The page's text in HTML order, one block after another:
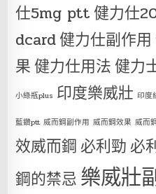
仕5mg ptt健力仕
dcard健力仕副作用
果健力仕用法健力
小綠瓶plus 印度樂威壯 印度
藍鑽ptt 威而鋼副作用 威而鋼效果 威而
效威而鋼 必利勁 必
鋼的禁忌 樂威壯